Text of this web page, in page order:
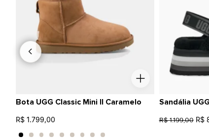
Bota UGG Classic Mini II Caramelo
R$ 1.799,00
Sandália
R$ 1.199,00 R$